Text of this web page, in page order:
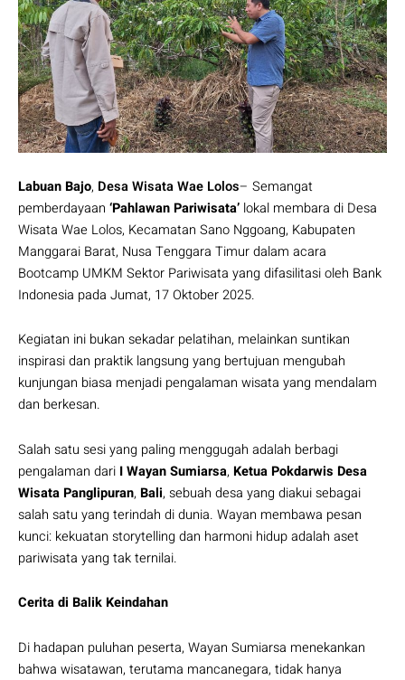
Labuan Bajo, Desa Wisata Wae Lolos– Semangat
pemberdayaan ‘Pahlawan Pariwisata’ lokal membara di Desa
Wisata Wae Lolos, Kecamatan Sano Nggoang, Kabupaten
Manggarai Barat, Nusa Tenggara Timur dalam acara
Bootcamp UMKM Sektor Pariwisata yang difasilitasi oleh Bank
Indonesia pada Jumat, 17 Oktober 2025.
Kegiatan ini bukan sekadar pelatihan, melainkan suntikan
inspirasi dan praktik langsung yang bertujuan mengubah
kunjungan biasa menjadi pengalaman wisata yang mendalam
dan berkesan.
Salah satu sesi yang paling menggugah adalah berbagi
pengalaman dari I Wayan Sumiarsa, Ketua Pokdarwis Desa
Wisata Panglipuran, Bali, sebuah desa yang diakui sebagai
salah satu yang terindah di dunia. Wayan membawa pesan
kunci: kekuatan storytelling dan harmoni hidup adalah aset
pariwisata yang tak ternilai.
Cerita di Balik Keindahan
Di hadapan puluhan peserta, Wayan Sumiarsa menekankan
bahwa wisatawan, terutama mancanegara, tidak hanya